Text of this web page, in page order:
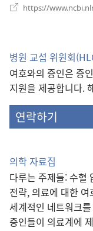
https://
병원 교섭 위원회
여호와의 증인은 증
지원을 제공합니다.
연락하기
의학 자료집
다루는 주제들: 수혈
전략, 의료에 대한
세계적인 네트워크
증인들이 의료계에